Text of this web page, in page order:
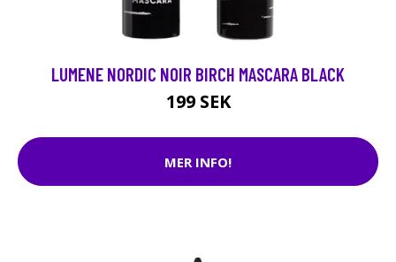
LUMENE NORDIC NOIR BIRCH MASCARA BLACK
199 SEK
MER INFO!